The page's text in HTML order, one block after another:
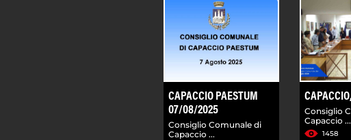
CAPACCIO PAESTUM
07/08/2025
Consiglio Comunale di
Capaccio ...
Consiglio
Capaccio ...
1458